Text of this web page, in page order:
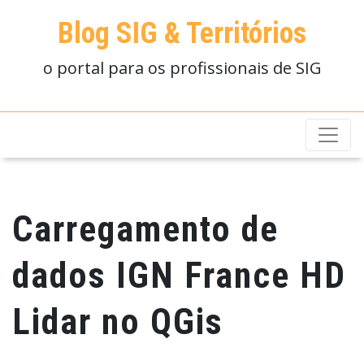
Blog SIG & Territórios
o portal para os profissionais de SIG
Carregamento de
dados IGN France HD
Lidar no QGis